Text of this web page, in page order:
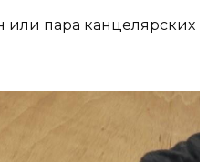
или пара канцелярских